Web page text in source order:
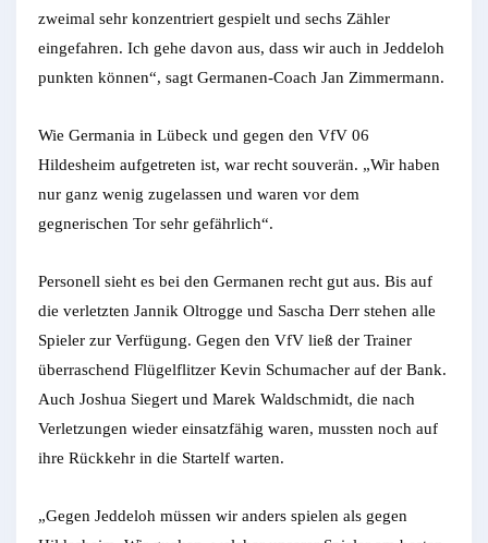
zweimal sehr konzentriert gespielt und sechs Zähler
eingefahren. Ich gehe davon aus, dass wir auch in Jeddeloh
punkten können“, sagt Germanen-Coach Jan Zimmermann.
Wie Germania in Lübeck und gegen den VfV 06
Hildesheim aufgetreten ist, war recht souverän. „Wir haben
nur ganz wenig zugelassen und waren vor dem
gegnerischen Tor sehr gefährlich“.
Personell sieht es bei den Germanen recht gut aus. Bis auf
die verletzten Jannik Oltrogge und Sascha Derr stehen alle
Spieler zur Verfügung. Gegen den VfV ließ der Trainer
überraschend Flügelflitzer Kevin Schumacher auf der Bank.
Auch Joshua Siegert und Marek Waldschmidt, die nach
Verletzungen wieder einsatzfähig waren, mussten noch auf
ihre Rückkehr in die Startelf warten.
„Gegen Jeddeloh müssen wir anders spielen als gegen